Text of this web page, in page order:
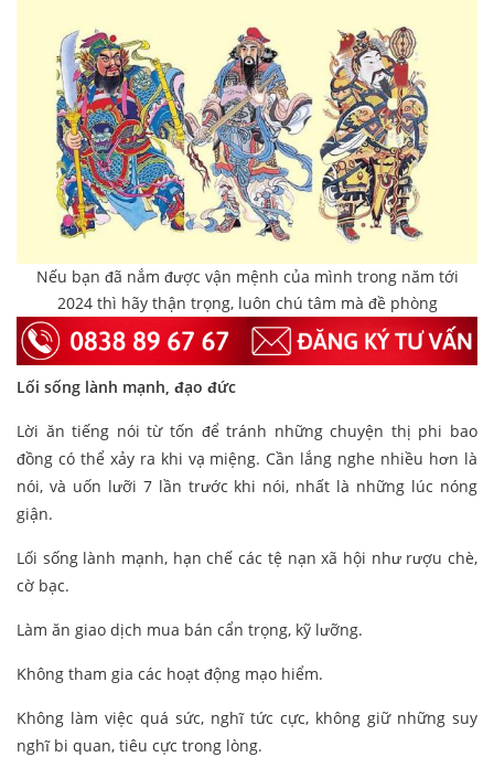
Nếu bạn đã nắm được vận mệnh của mình trong năm tới
2024 thì hãy thận trọng, luôn chú tâm mà đề phòng
Lối sống lành mạnh, đạo đức
Lời ăn tiếng nói từ tốn để tránh những chuyện thị phi bao
đồng có thể xảy ra khi vạ miệng. Cần lắng nghe nhiều hơn là
nói, và uốn lưỡi 7 lần trước khi nói, nhất là những lúc nóng
giận.
Lối sống lành mạnh, hạn chế các tệ nạn xã hội như rượu chè,
cờ bạc.
Làm ăn giao dịch mua bán cẩn trọng, kỹ lưỡng.
Không tham gia các hoạt động mạo hiểm.
Không làm việc quá sức, nghĩ tức cực, không giữ những suy
nghĩ bi quan, tiêu cực trong lòng.